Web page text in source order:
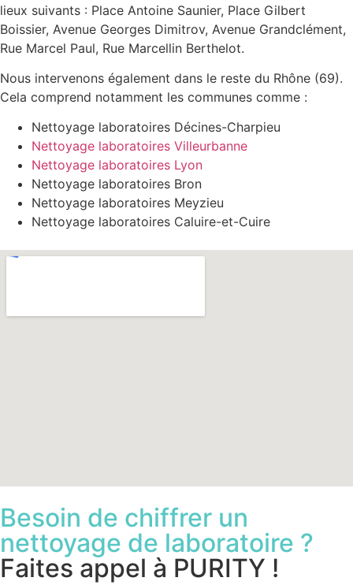
lieux suivants : Place Antoine Saunier, Place Gilbert
Boissier, Avenue Georges Dimitrov, Avenue Grandclément,
Rue Marcel Paul, Rue Marcellin Berthelot.
Nous intervenons également dans le reste du Rhône (69).
Cela comprend notamment les communes comme :
Nettoyage laboratoires Décines-Charpieu
Nettoyage laboratoires Villeurbanne
Nettoyage laboratoires Lyon
Nettoyage laboratoires Bron
Nettoyage laboratoires Meyzieu
Nettoyage laboratoires Caluire-et-Cuire
Besoin de chiffrer un
nettoyage de laboratoire ?
Faites appel à PURITY !